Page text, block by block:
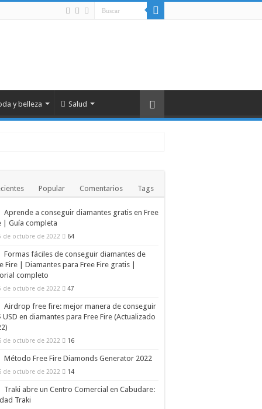
y belleza Salud
humana
Popular Comentarios Tags
Aprende a conseguir diamantes gratis en Free
| Guía completa
de octubre de 2022 64
Formas fáciles de conseguir diamantes de
Fire | Diamantes para Free Fire gratis |
completo
de octubre de 2022 47
Airdrop free fire: mejor manera de conseguir
USD en diamantes para Free Fire (Actualizado
de octubre de 2022 16
Método Free Fire Diamonds Generator 2022
de octubre de 2022 14
Traki abre un Centro Comercial en Cabudare:
Traki